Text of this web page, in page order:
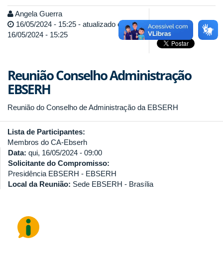
Angela Guerra
16/05/2024 - 15:25 - atualizado em
16/05/2024 - 15:25
Reunião Conselho Administração
EBSERH
Reunião do Conselho de Administração da EBSERH
Lista de Participantes:
Membros do CA-Ebserh
Data: qui, 16/05/2024 - 09:00
Solicitante do Compromisso:
Presidência EBSERH - EBSERH
Local da Reunião: Sede EBSERH - Brasília